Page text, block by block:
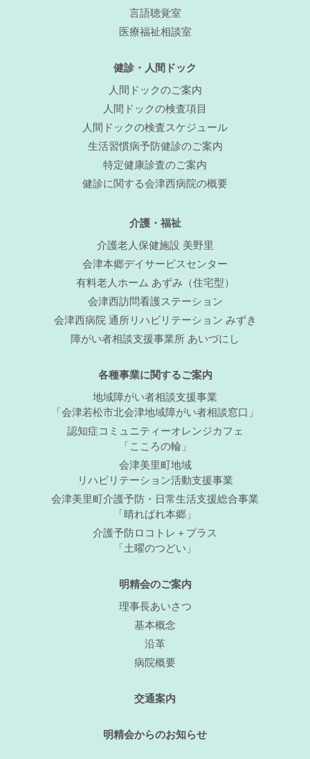
言語聴覚室
医療福祉相談室
健診・人間ドック
人間ドックのご案内
人間ドックの検査項目
人間ドックの検査スケジュール
生活習慣病予防健診のご案内
特定健康診査のご案内
健診に関する会津西病院の概要
介護・福祉
介護老人保健施設 美野里
会津本郷デイサービスセンター
有料老人ホーム あずみ（住宅型）
会津西訪問看護ステーション
会津西病院 通所リハビリテーション みずき
障がい者相談支援事業所 あいづにし
各種事業に関するご案内
地域障がい者相談支援事業
「会津若松市北会津地域障がい者相談窓口」
認知症コミュニティーオレンジカフェ
「こころの輪」
会津美里町地域
リハビリテーション活動支援事業
会津美里町介護予防・日常生活支援総合事業
「晴ればれ本郷」
介護予防ロコトレ＋プラス
「土曜のつどい」
明精会のご案内
理事長あいさつ
基本概念
沿革
病院概要
交通案内
明精会からのお知らせ